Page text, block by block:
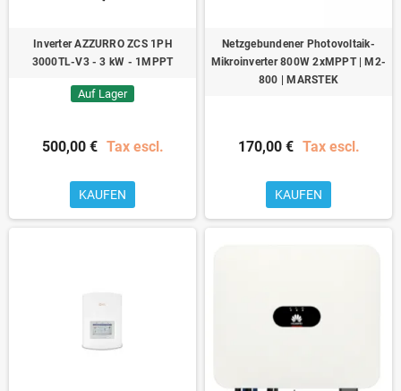
Inverter AZZURRO ZCS 1PH
3000TL-V3 - 3 kW - 1MPPT
Auf Lager
500,00 € Tax escl.
KAUFEN
Netzgebundener Photovoltaik-
Mikroinverter 800W 2xMPPT | M2-
800 | MARSTEK
170,00 € Tax escl.
KAUFEN